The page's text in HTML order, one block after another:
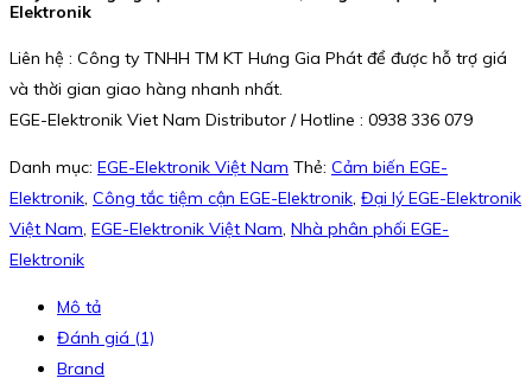
Elektronik
Liên hệ : Công ty TNHH TM KT Hưng Gia Phát để được hỗ trợ giá
và thời gian giao hàng nhanh nhất.
EGE-Elektronik Viet Nam Distributor / Hotline : 0938 336 079
Danh mục: EGE-Elektronik Việt Nam Thẻ: Cảm biến EGE-
Elektronik, Công tắc tiệm cận EGE-Elektronik, Đại lý EGE-Elektronik
Việt Nam, EGE-Elektronik Việt Nam, Nhà phân phối EGE-
Elektronik
Mô tả
Đánh giá (1)
Brand